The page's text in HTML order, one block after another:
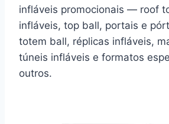
infláveis promocionais — roof
infláveis, top ball, portais e
totem ball, réplicas infláveis,
túneis infláveis e formatos
outros.